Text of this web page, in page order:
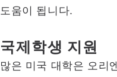
도움이 됩니다.
국제학생 지원
많은 미국 대학은 오리